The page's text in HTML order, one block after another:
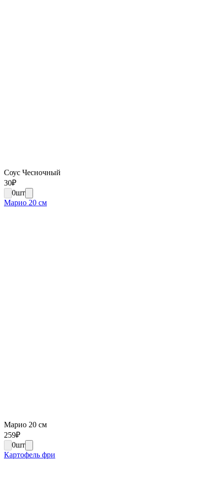
Соус Чесночный
30₽
0шт
Марио 20 см
Марио 20 см
259₽
0шт
Картофель фри